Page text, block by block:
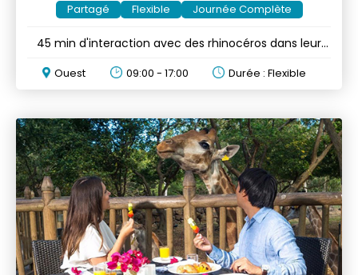
Partagé Flexible Journée Complète
45 min d'interaction avec des rhinocéros dans leur
Ouest 09:00 - 17:00 Durée : Flexible